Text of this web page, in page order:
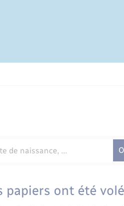
papiers ont été